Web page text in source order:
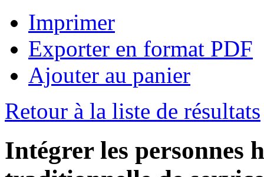
Imprimer
Exporter en format PDF
Ajouter au panier
Retour à la liste de résultats
Intégrer les personnes